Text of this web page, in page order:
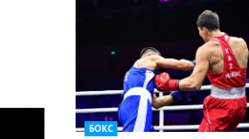
БОКС